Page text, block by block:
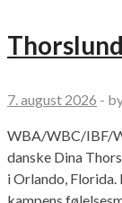
7. august 2026 -
WBA/WBC/IBF/
danske Dina
i Orlando,